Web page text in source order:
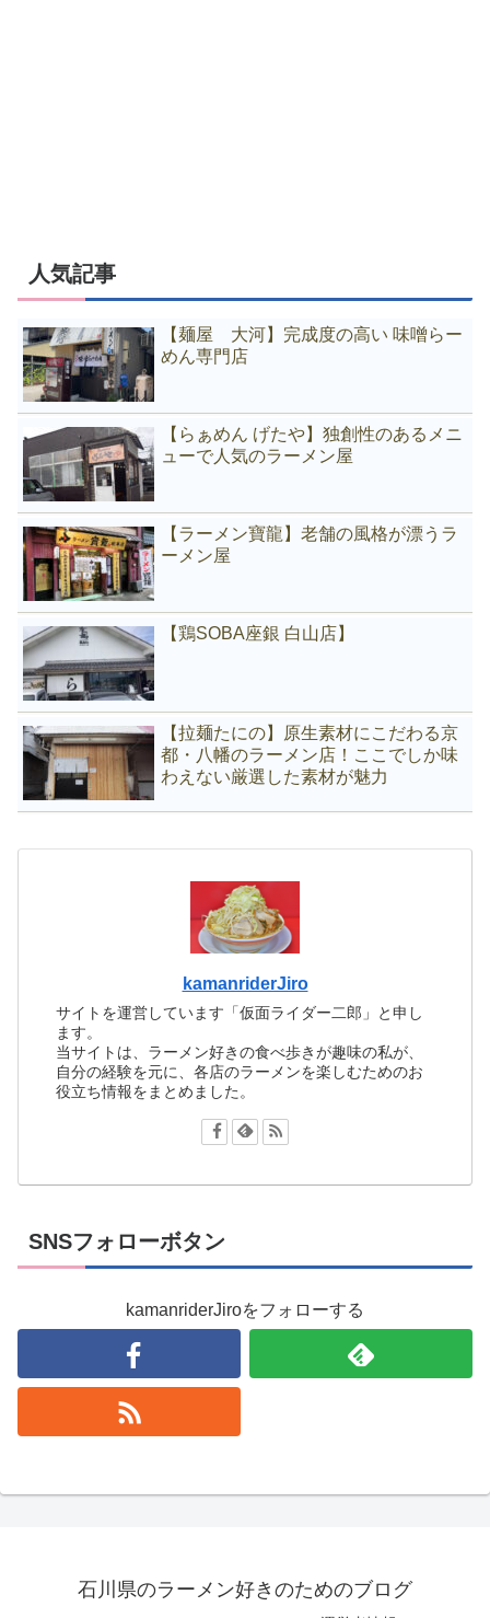
人気記事
【麺屋 大河】完成度の高い 味噌らー
めん専門店
【らぁめん げたや】独創性のあるメニ
ューで人気のラーメン屋
【ラーメン寶龍】老舗の風格が漂うラ
ーメン屋
【鶏SOBA座銀 白山店】
【拉麺たにの】原生素材にこだわる京
都・八幡のラーメン店！ここでしか味
わえない厳選した素材が魅力
kamanriderJiro
サイトを運営しています「仮面ライダー二郎」と申し
ます。
当サイトは、ラーメン好きの食べ歩きが趣味の私が、
自分の経験を元に、各店のラーメンを楽しむためのお
役立ち情報をまとめました。
SNSフォローボタン
kamanriderJiroをフォローする
石川県のラーメン好きのためのブログ